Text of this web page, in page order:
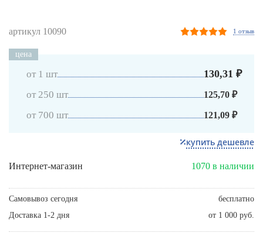
артикул 10090 1 отзыв
цена
от 1 шт 130,31 ₽
от 250 шт 125,70 ₽
от 700 шт 121,09 ₽
купить дешевле
Интернет-магазин 1070 в наличии
Самовывоз сегодня
бесплатно
Доставка 1-2 дня
от 1 000 руб.